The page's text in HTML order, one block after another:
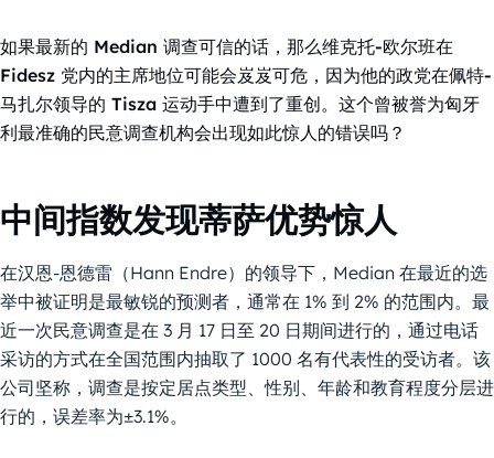
如果最新的 Median 调查可信的话，那么维克托-欧尔班在
Fidesz 党内的主席地位可能会岌岌可危，因为他的政党在佩特-
马扎尔领导的 Tisza 运动手中遭到了重创。这个曾被誉为匈牙
利最准确的民意调查机构会出现如此惊人的错误吗？
中间指数发现蒂萨优势惊人
在汉恩-恩德雷（Hann Endre）的领导下，Median 在最近的选
举中被证明是最敏锐的预测者，通常在 1% 到 2% 的范围内。最
近一次民意调查是在 3 月 17 日至 20 日期间进行的，通过电话
采访的方式在全国范围内抽取了 1000 名有代表性的受访者。该
公司坚称，调查是按定居点类型、性别、年龄和教育程度分层进
行的，误差率为±3.1%。